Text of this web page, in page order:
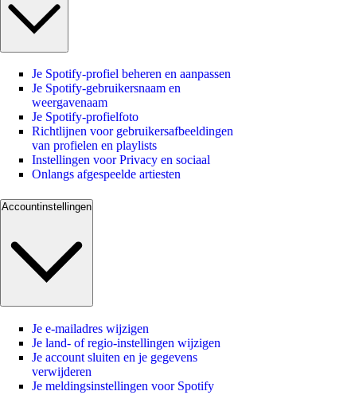
Je Spotify-profiel beheren en aanpassen
Je Spotify-gebruikersnaam en
weergavenaam
Je Spotify-profielfoto
Richtlijnen voor gebruikersafbeeldingen
van profielen en playlists
Instellingen voor Privacy en sociaal
Onlangs afgespeelde artiesten
Accountinstellingen
Je e-mailadres wijzigen
Je land- of regio-instellingen wijzigen
Je account sluiten en je gegevens
verwijderen
Je meldingsinstellingen voor Spotify